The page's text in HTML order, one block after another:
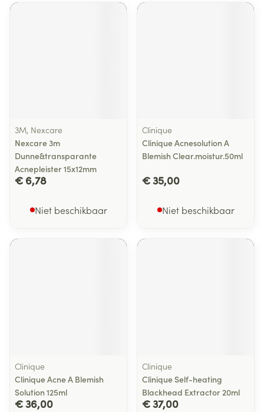
3M, Nexcare
Nexcare 3m
Dunne&transparante
Acnepleister 15x12mm
€ 6,78
Niet beschikbaar
Clinique
Clinique Acnesolution A
Blemish Clear.moistur.50ml
€ 35,00
Niet beschikbaar
Clinique
Clinique Acne A Blemish
Solution 125ml
€ 36,00
Clinique
Clinique Self-heating
Blackhead Extractor 20ml
€ 37,00